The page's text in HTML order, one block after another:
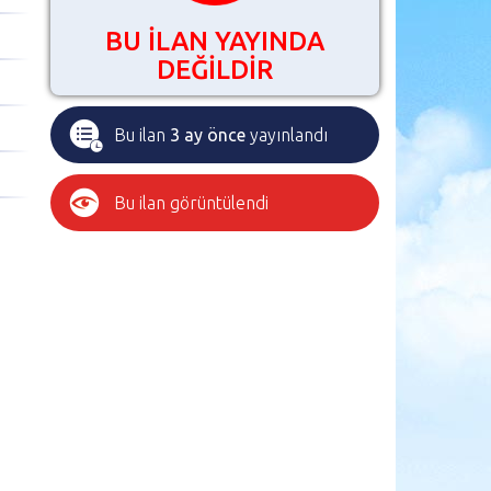
BU İLAN YAYINDA
DEĞİLDİR
Bu ilan 3 ay önce yayınlandı
Bu ilan görüntülendi